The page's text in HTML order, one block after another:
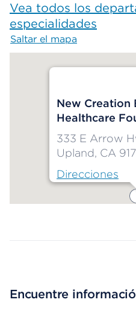
Vea todos los
especialidades
Saltar el mapa
New Creation
Healthcare
333 E Arrow
Upland, CA
Direcciones
Encuentre